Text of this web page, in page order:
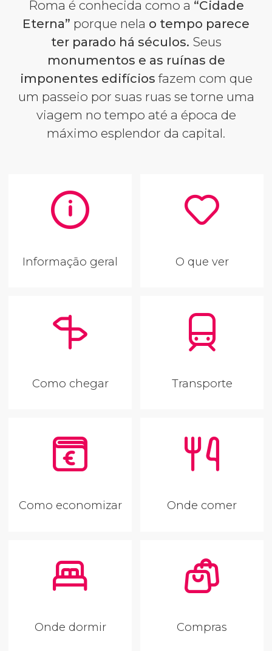
Roma é conhecida como a “Cidade
Eterna” porque nela o tempo parece
ter parado há séculos. Seus
monumentos e as ruínas de
imponentes edifícios fazem com que
um passeio por suas ruas se torne uma
viagem no tempo até a época de
máximo esplendor da capital.
Informação geral O que ver
Como chegar Transporte
Como economizar Onde comer
Onde dormir Compras